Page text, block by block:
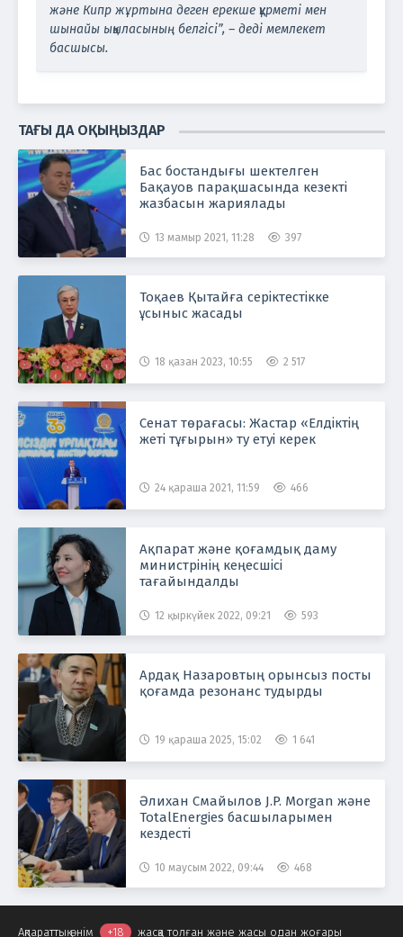
және Кипр жұртына деген ерекше құрметі мен
шынайы ықыласының белгісі”, – деді мемлекет
басшысы.
ТАҒЫ ДА ОҚЫҢЫЗДАР
Бас бостандығы шектелген
Бақауов парақшасында кезекті
жазбасын жариялады
13 мамыр 2021, 11:28 397
Тоқаев Қытайға серіктестікке
ұсыныс жасады
18 қазан 2023, 10:55 2 517
Сенат төрағасы: Жастар «Елдіктің
жеті тұғырын» ту етуі керек
24 қараша 2021, 11:59 466
Ақпарат және қоғамдық даму
министрінің кеңесшісі
тағайындалды
12 қыркүйек 2022, 09:21 593
Ардақ Назаровтың орынсыз посты
қоғамда резонанс тудырды
19 қараша 2025, 15:02 1 641
Әлихан Смайылов J.P. Morgan және
TotalEnergies басшыларымен
кездесті
10 маусым 2022, 09:44 468
Ақпараттық өнім +18 жасқа толған және жасы одан жоғары